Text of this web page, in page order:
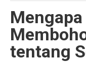
tentang